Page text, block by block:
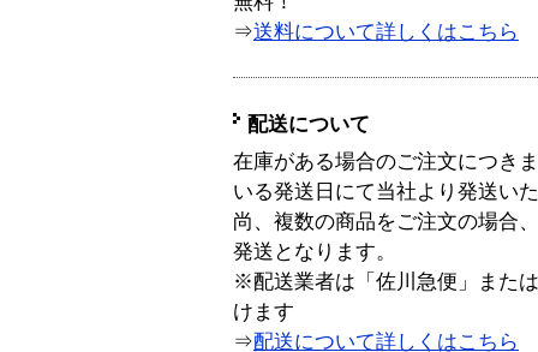
⇒送料について詳しくはこちら
配送について
在庫がある場合のご注文につき
いる発送日にて当社より発送い
尚、複数の商品をご注文の場合
発送となります。
※配送業者は「佐川急便」また
けます
⇒配送について詳しくはこちら